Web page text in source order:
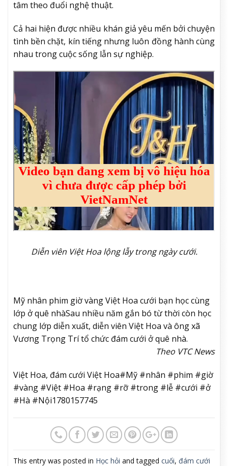
tâm theo đuổi nghệ thuật.
Cả hai hiện được nhiều khán giả yêu mến bởi chuyện
tình bền chặt, kín tiếng nhưng luôn đồng hành cùng
nhau trong cuộc sống lẫn sự nghiệp.
Diễn viên Việt Hoa lộng lẫy trong ngày cưới.
Mỹ nhân phim giờ vàng Việt Hoa cưới bạn học cùng
lớp ở quê nhàSau nhiều năm gắn bó từ thời còn học
chung lớp diễn xuất, diễn viên Việt Hoa và ông xã
Vương Trọng Trí tổ chức đám cưới ở quê nhà.
Theo VTC News
Việt Hoa, đám cưới Việt Hoa#Mỹ #nhân #phim #giờ
#vàng #Việt #Hoa #rạng #rỡ #trong #lễ #cưới #ở
#Hà #Nội1780157745
This entry was posted in Học hỏi and tagged cuối, đám cưới